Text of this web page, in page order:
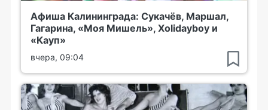
Афиша Калининграда: Сукачёв, Маршал,
Гагарина, «Моя Мишель», Xolidayboy и
«Кауп»
вчера, 09:04